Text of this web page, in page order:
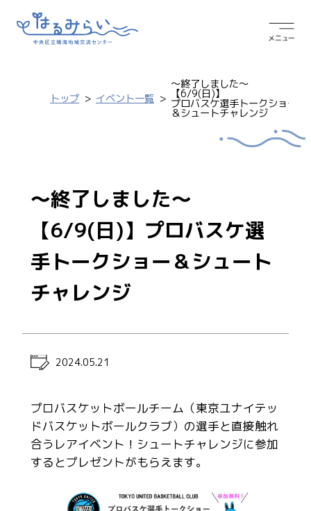
トップ イベント一覧
～終了しました～
【6/9(日)】
プロバスケ選手トークショー
＆シュートチャレンジ
～終了しました～
【6/9(日)】プロバスケ選
手トークショー＆シュート
チャレンジ
2024.05.21
プロバスケットボールチーム（東京ユナイテッ
ドバスケットボールクラブ）の選手と直接触れ
合うレアイベント！シュートチャレンジに参加
するとプレゼントがもらえます。